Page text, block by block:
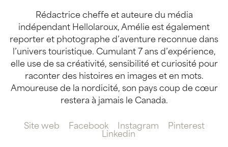
Rédactrice cheffe et auteure du média
indépendant Hellolaroux, Amélie est également
reporter et photographe d’aventure reconnue dans
l’univers touristique. Cumulant 7 ans d’expérience,
elle use de sa créativité, sensibilité et curiosité pour
raconter des histoires en images et en mots.
Amoureuse de la nordicité, son pays coup de cœur
restera à jamais le Canada.
Site web Facebook Instagram
Pinterest
Linkedin